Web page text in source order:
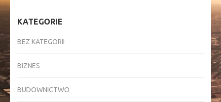
KATEGORIE
BEZ KATEGORII
BIZNES
BUDOWNICTWO